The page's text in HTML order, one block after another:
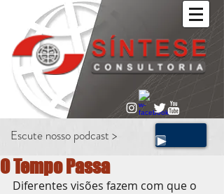
Escute nosso podcast >
O Tempo Passa
Diferentes visões fazem com que o